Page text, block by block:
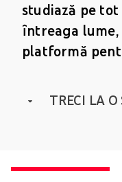
studiază pe
întreaga lume,
platformă
TRECI LA O